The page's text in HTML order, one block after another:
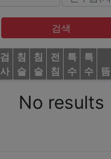
검
사
침
술
침
술
전
침
특
수
특
수
뜸
No results